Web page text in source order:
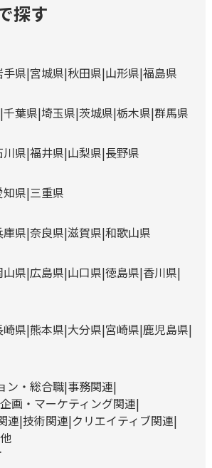
探す
手県 宮城県 秋田県 山形県 福島県
千葉県 埼玉県 茨城県 栃木県 群馬県
川県 福井県 山梨県 長野県
知県 三重県
庫県 奈良県 滋賀県 和歌山県
山県 広島県 山口県 徳島県 香川県
崎県 熊本県 大分県 宮崎県 鹿児島県
ン・総合職 事務関連
企画・マーケティング関連
連 技術関連 クリエイティブ関連